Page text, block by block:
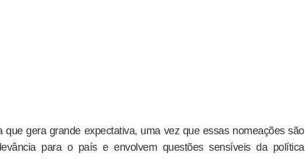
que gera grande expectativa, uma vez que essas nomeações são
para o país e envolvem questões sensíveis da política